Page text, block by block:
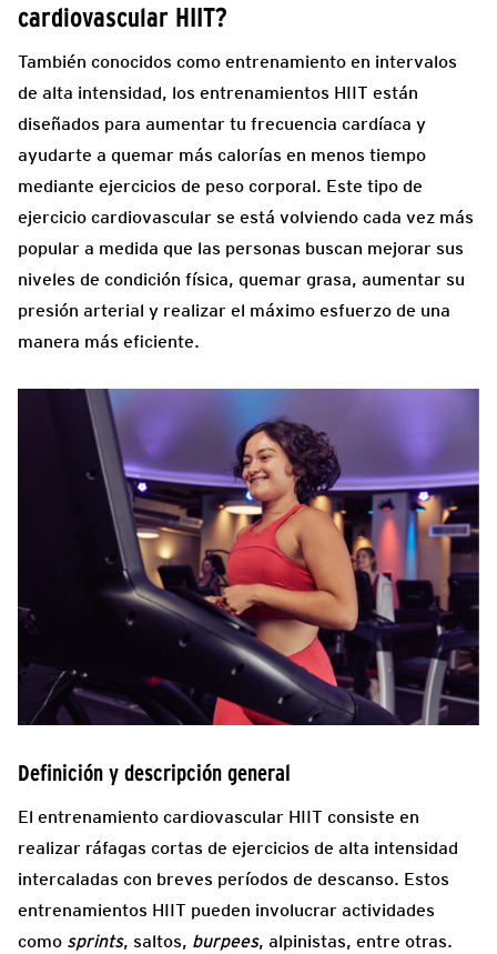
cardiovascular HIIT?
También conocidos como entrenamiento en intervalos
de alta intensidad, los entrenamientos HIIT están
diseñados para aumentar tu frecuencia cardíaca y
ayudarte a quemar más calorías en menos tiempo
mediante ejercicios de peso corporal. Este tipo de
ejercicio cardiovascular se está volviendo cada vez más
popular a medida que las personas buscan mejorar sus
niveles de condición física, quemar grasa, aumentar su
presión arterial y realizar el máximo esfuerzo de una
manera más eficiente.
Definición y descripción general
El entrenamiento cardiovascular HIIT consiste en
realizar ráfagas cortas de ejercicios de alta intensidad
intercaladas con breves períodos de descanso. Estos
entrenamientos HIIT pueden involucrar actividades
como sprints, saltos, burpees, alpinistas, entre otras.